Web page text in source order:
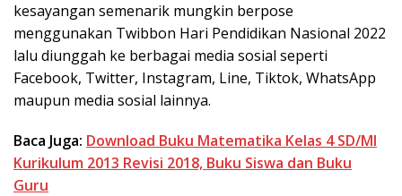
kesayangan semenarik mungkin berpose
menggunakan Twibbon Hari Pendidikan Nasional 2022
lalu diunggah ke berbagai media sosial seperti
Facebook, Twitter, Instagram, Line, Tiktok, WhatsApp
maupun media sosial lainnya.
Baca Juga: Download Buku Matematika Kelas 4 SD/MI
Kurikulum 2013 Revisi 2018, Buku Siswa dan Buku
Guru